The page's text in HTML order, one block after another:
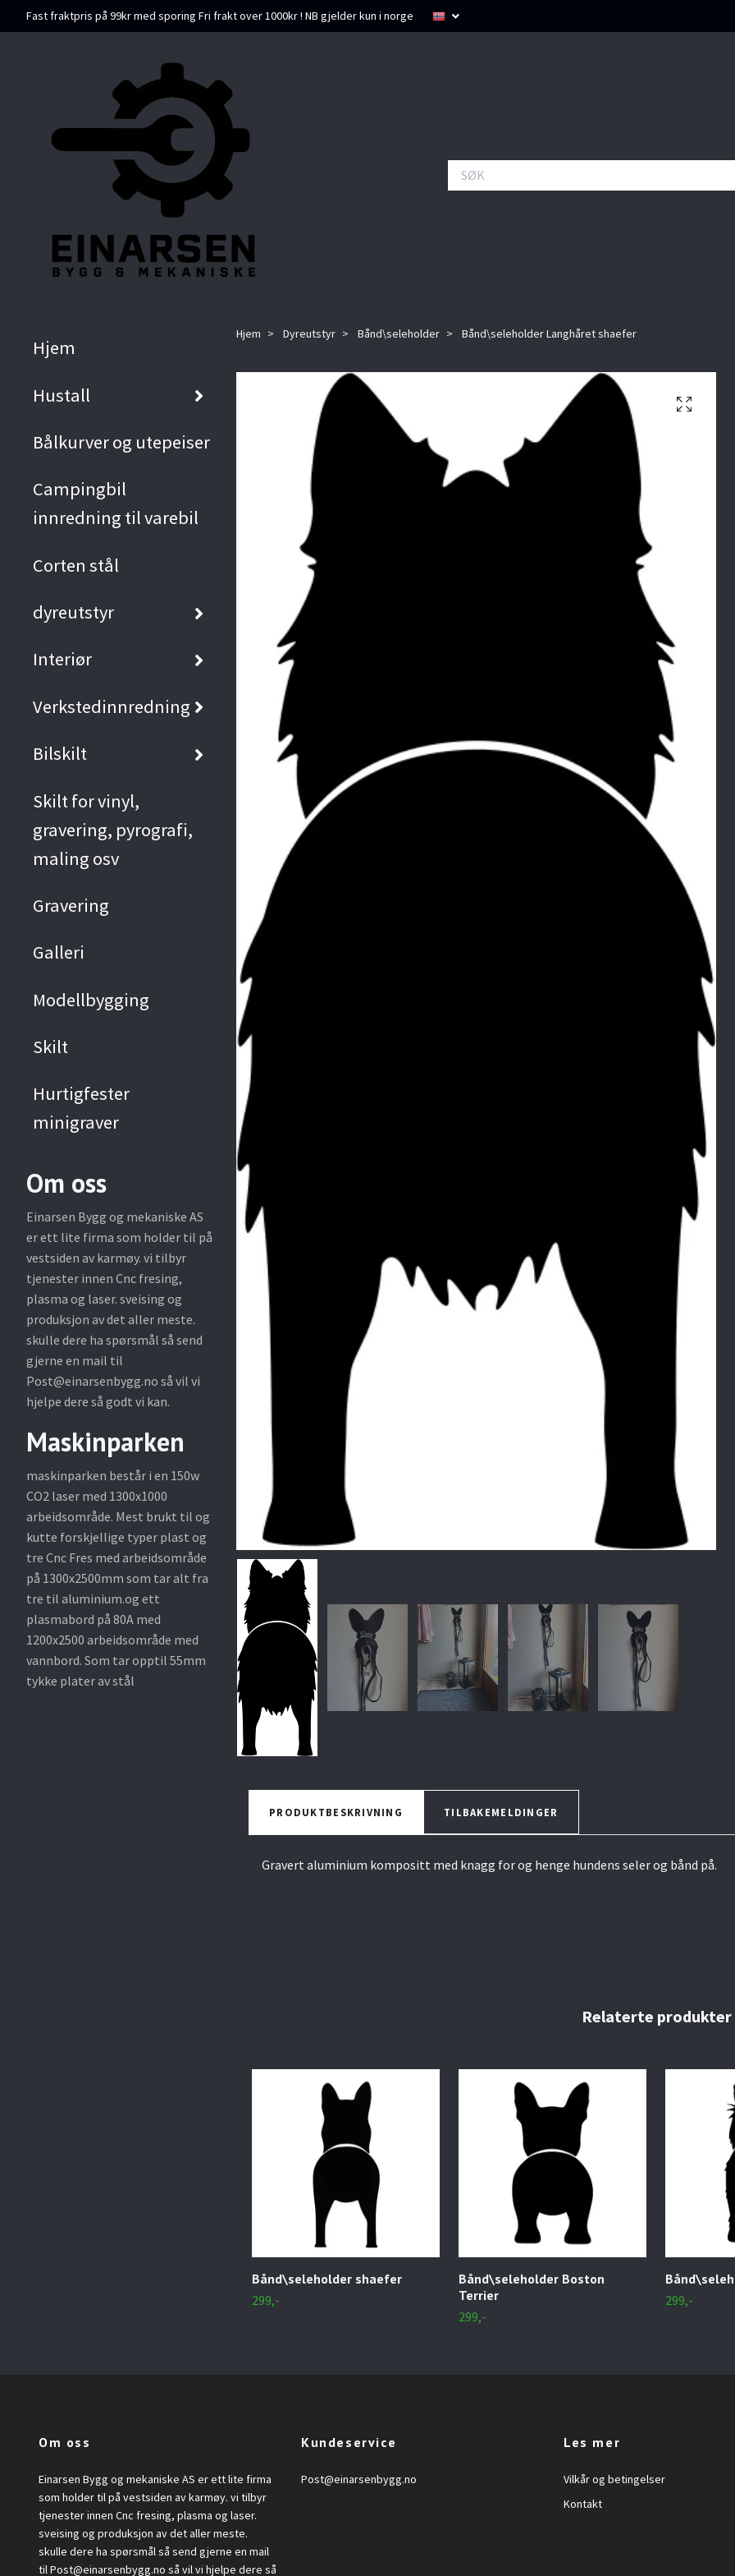
Fast fraktpris på 99kr med sporing Fri frakt over 1000kr ! NB gjelder kun i norge
Hjem
Hustall
Bålkurver og utepeiser
Campingbil
innredning til varebil
Corten stål
dyreutstyr
Interiør
Verkstedinnredning
Bilskilt
Skilt for vinyl,
gravering, pyrografi,
maling osv
Gravering
Galleri
Modellbygging
Skilt
Hurtigfester
minigraver
Om oss
Einarsen Bygg og mekaniske AS
er ett lite firma som holder til på
vestsiden av karmøy. vi tilbyr
tjenester innen Cnc fresing,
plasma og laser. sveising og
produksjon av det aller meste.
skulle dere ha spørsmål så send
gjerne en mail til
Post@einarsenbygg.no så vil vi
hjelpe dere så godt vi kan.
Maskinparken
maskinparken består i en 150w
CO2 laser med 1300x1000
arbeidsområde. Mest brukt til og
kutte forskjellige typer plast og
tre Cnc Fres med arbeidsområde
på 1300x2500mm som tar alt fra
tre til aluminium.og ett
plasmabord på 80A med
1200x2500 arbeidsområde med
vannbord. Som tar opptil 55mm
tykke plater av stål
Hjem Dyreutstyr Bånd\seleholder Bånd\seleholder Langhåret shaefer
PRODUKTBESKRIVNING TILBAKEMELDINGER
Gravert aluminium kompositt med knagg for og henge hundens seler og bånd på.
Bånd\seleholder shaefer
299,-
Bånd\seleholder Boston
Terrier
299,-
299,-
Om oss
Einarsen Bygg og mekaniske AS er ett lite firma
som holder til på vestsiden av karmøy. vi tilbyr
tjenester innen Cnc fresing, plasma og laser.
sveising og produksjon av det aller meste.
skulle dere ha spørsmål så send gjerne en mail
tilPost@einarsenbygg.no så vil vi hjelpe dere så
Kundeservice
Post@einarsenbygg.no
Les mer
Vilkår og betingelser
Kontakt